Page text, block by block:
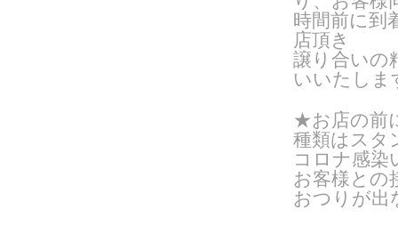
時間前に到
店頂き
譲り合いの
いいたしま
★お店の前
種類はスタ
コロナ感染
お客様との
おつりが出